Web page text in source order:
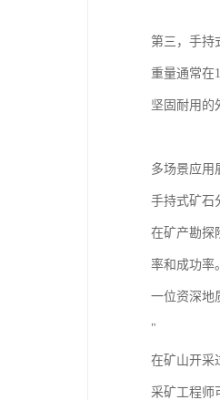
第三，手持
重量通常在
坚固耐用的
多场景应用
手持式矿石
在矿产勘探
率和成功率。
一位资深地
"
在矿山开采
采矿工程师